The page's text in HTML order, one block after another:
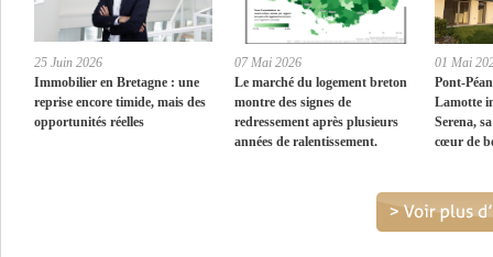
25 Juin 2026
Immobilier en Bretagne : une
reprise encore timide, mais des
opportunités réelles
07 Mai 2026
Le marché du logement breton
montre des signes de
redressement après plusieurs
années de ralentissement.
01 Mai
Pont-
Lamotte
Serena,
cœur de